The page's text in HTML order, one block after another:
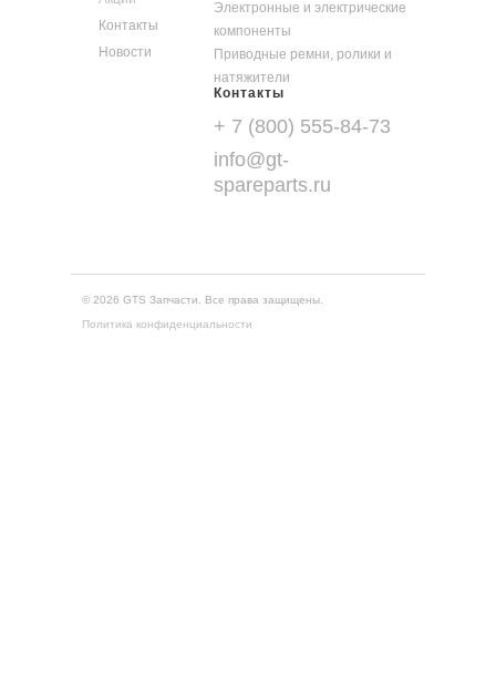
Контакты
Новости
Электронные и электрические
компоненты
Приводные ремни, ролики и
натяжители
Контакты
+ 7 (800) 555-84-73
info@gt-
spareparts.ru
Политика конфиденциальности
© 2026 GTS Запчасти. Все права защищены.